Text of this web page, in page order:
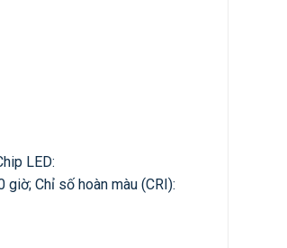
LED:
Chỉ số hoàn màu (CRI):